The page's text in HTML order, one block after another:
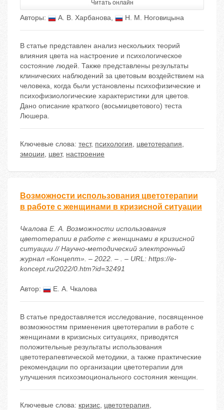
Читать онлайн
Авторы: А. В. Харбанова, Н. М. Ноговицына
В статье представлен анализ нескольких теорий
влияния цвета на настроение и психологическое
состояние людей. Также представлены результаты
клинических наблюдений за цветовым воздействием на
человека, когда были установлены психофизические и
психофизиологические характеристики для цветов.
Дано описание краткого (восьмицветового) теста
Люшера.
Ключевые слова: тест, психология, цветотерапия,
эмоции, цвет, настроение
Возможности использования цветотерапии
в работе с женщинами в кризисной ситуации
Чкалова Е. А. Возможности использования
цветотерапии в работе с женщинами в кризисной
ситуации // Научно-методический электронный
журнал «Концепт». – 2022. – . – URL: https://e-
koncept.ru/2022/0.htm?id=32491
Автор: Е. А. Чкалова
В статье предоставляется исследование, посвященное
возможностям применения цветотерапии в работе с
женщинами в кризисных ситуациях, приводятся
положительные результаты использования
цветотерапевтической методики, а также практические
рекомендации по организации цветотерапии для
улучшения психоэмоционального состояния женщин.
Ключевые слова: кризис, цветотерапия,